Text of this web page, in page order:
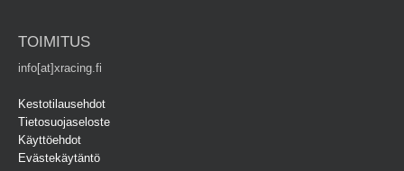
TOIMITUS
info[at]xracing.fi
Kestotilausehdot
Tietosuojaseloste
Käyttöehdot
Evästekäytäntö